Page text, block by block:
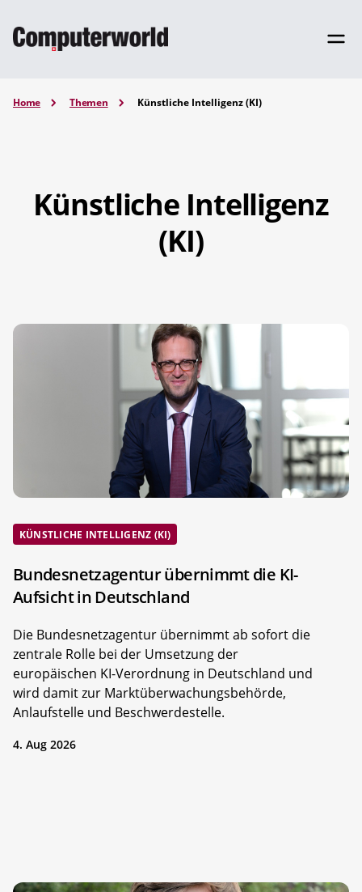
Home Themen Künstliche Intelligenz (KI)
Künstliche Intelligenz
(KI)
KÜNSTLICHE INTELLIGENZ (KI)
Bundesnetzagentur übernimmt die KI-
Aufsicht in Deutschland
Die Bundesnetzagentur übernimmt ab sofort die
zentrale Rolle bei der Umsetzung der
europäischen KI-Verordnung in Deutschland und
wird damit zur Marktüberwachungsbehörde,
Anlaufstelle und Beschwerdestelle.
4. Aug 2026